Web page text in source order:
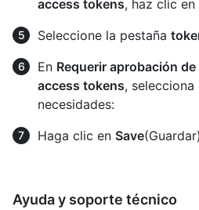
access tokens, haz clic en
Seleccione la pestaña
En Requerir aprobación
access tokens,
necesidades:
Haga clic en Save
Ayuda y soporte técnico